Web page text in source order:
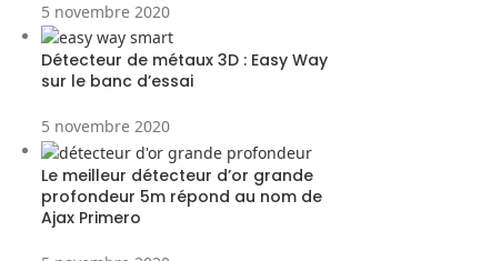
5 novembre 2020
Détecteur de métaux 3D : Easy Way
sur le banc d’essai
5 novembre 2020
Le meilleur détecteur d’or grande
profondeur 5m répond au nom de
Ajax Primero